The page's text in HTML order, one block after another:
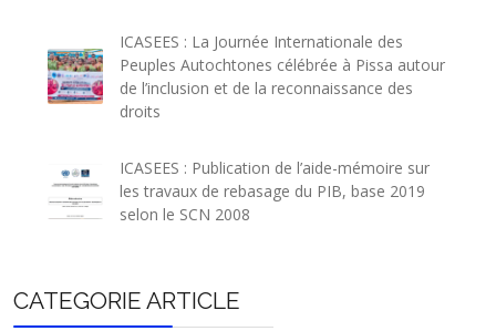
ICASEES : La Journée Internationale des
Peuples Autochtones célébrée à Pissa autour
de l’inclusion et de la reconnaissance des
droits
ICASEES : Publication de l’aide-mémoire sur
les travaux de rebasage du PIB, base 2019
selon le SCN 2008
CATEGORIE ARTICLE